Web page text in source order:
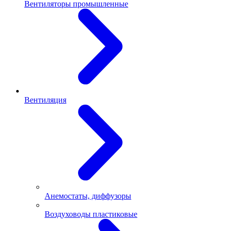
Вентиляторы промышленные
Вентиляция
Анемостаты, диффузоры
Воздуховоды пластиковые